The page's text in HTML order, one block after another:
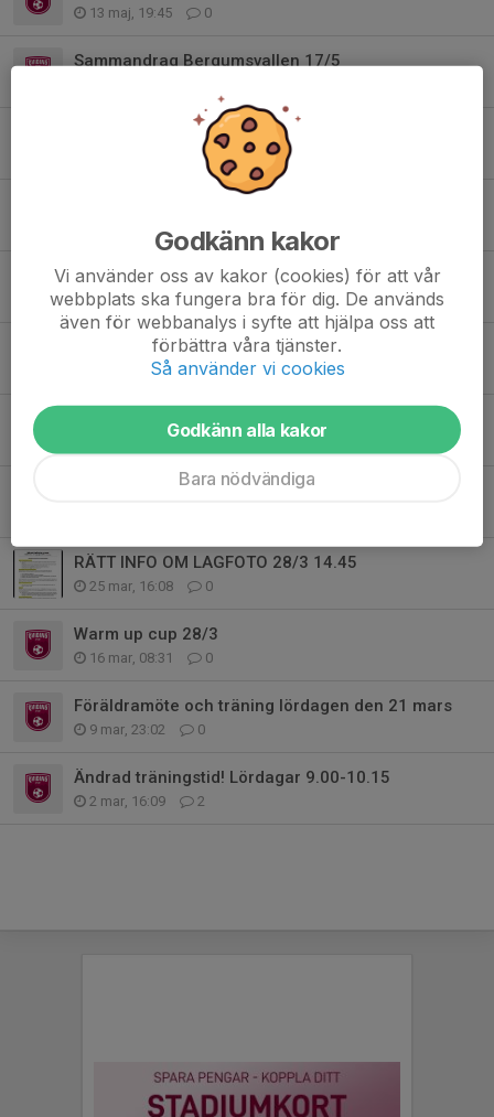
13 maj, 19:45 0
Sammandrag Bergumsvallen 17/5
Gå med i lagchatten!
0
Info kring biljetter till anhöriga 9/5
30 apr, 15:59 0
Disco 22 maj 🥳🎊🥳
22 apr, 22:45 0
Vårens sammandrag och cup
22 apr, 11:39 4
Sammandrag 19 april
RÄTT INFO OM LAGFOTO 28/3 14.45
25 mar, 16:08 0
Warm up cup 28/3
16 mar, 08:31 0
Föräldramöte och träning lördagen den 21 mars
9 mar, 23:02 0
Ändrad träningstid! Lördagar 9.00-10.15
2 mar, 16:09 2
Godkänn kakor
Vi använder oss av kakor (cookies) för att vår
webbplats ska fungera bra för dig. De används
även för webbanalys i syfte att hjälpa oss att
förbättra våra tjänster.
Så använder vi cookies
Godkänn alla kakor
Bara nödvändiga